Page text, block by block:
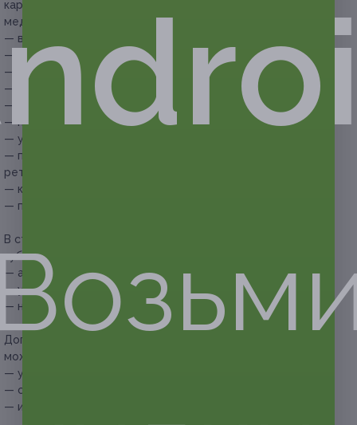
кариеса с установкой пломбы входят следующие
медицинские услуги:
— выбор цвета;
— анестезия;
— лечение кариеса;
— препарирование и подготовка полости;
— медикаментозная обработка полости;
— протравливание;
— установка пломбы (США);
— применение матриц, клиньев, артикуляционной бумаги,
ретракции;
— коррекция пломбы по прикусу;
— пришлифовка и полировка пломбы.
В стоимость купона на комплексную процедуру удаления
зуба входят следующие медицинские услуги:
— анестезия;
— удаление зуба (согласно купленному купону);
— наложение швов.
Дополнительные медицинские процедуры, которые
можно приобрести при необходимости:
— укол (анестезия) — 300 руб.;
— снимок — 200 руб.;
— изолирующая прокладка — 1800 руб.